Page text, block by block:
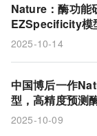
Nature：酶功能
EZSpecificity模
测的精度边界？
2025-10-14
中国博后一作
型，高精度预测
入南京师范大学
2025-10-09